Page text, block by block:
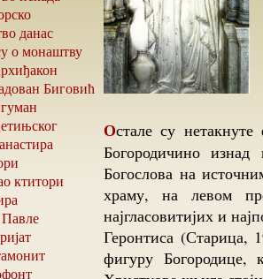
данас
о монаштву
Биговић
ктитори
Павле
Остале су нетакнуте фигура Јована Крститеља у Деизису, Успење
Богородичино
Богослова на
храму, на левом
најгласовитијих и
Геронтиса (Старица,
фигуру Богородице,